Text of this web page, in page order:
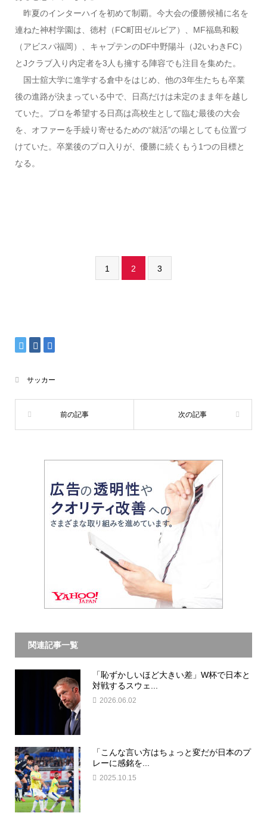
昨夏のインターハイを初めて制覇。今大会の優勝候補に名を
連ねた神村学園は、徳村（FC町田ゼルビア）、MF福島和毅
（アビスパ福岡）、キャプテンのDF中野陽斗（J2いわきFC）
とJクラブ入り内定者を3人も擁する陣容でも注目を集めた。
国士舘大学に進学する倉中をはじめ、他の3年生たちも卒業
後の進路が決まっている中で、日髙だけは未定のまま年を越し
ていた。プロを希望する日髙は高校生として臨む最後の大会
を、オファーを手繰り寄せるための“就活”の場としても位置づ
けていた。卒業後のプロ入りが、優勝に続くもう1つの目標と
なる。
1 2 3
サッカー
関連記事一覧
「恥ずかしいほど大きい差」W杯で日本と
対戦するスウェ...
2026.06.02
「こんな言い方はちょっと変だが日本のプ
レーに感銘を...
2025.10.15